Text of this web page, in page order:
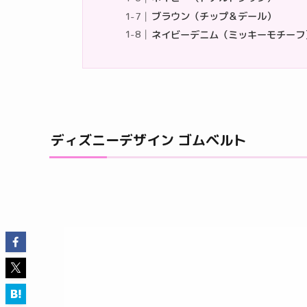
ブラウン（チップ＆デール）
ネイビーデニム（ミッキーモチー
ディズニーデザイン ゴムベルト